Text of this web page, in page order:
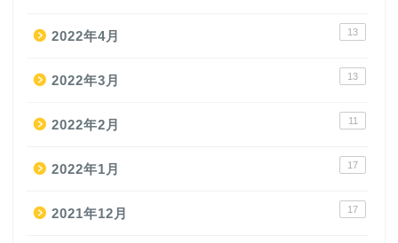
2022年4月 13
2022年3月 13
2022年2月 11
2022年1月 17
2021年12月 17